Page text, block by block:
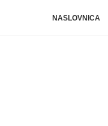
NASLOVNICA